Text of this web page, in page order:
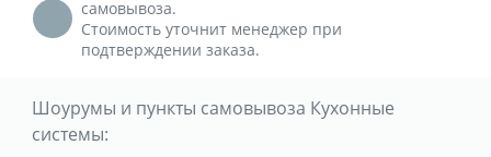
самовывоза.
Стоимость уточнит менеджер при
подтверждении заказа.
Шоурумы и пункты самовывоза Кухонные
системы: